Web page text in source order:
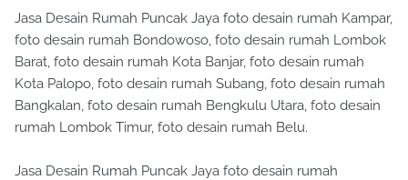
Jasa Desain Rumah Puncak Jaya foto desain rumah Kampar,
foto desain rumah Bondowoso, foto desain rumah Lombok
Barat, foto desain rumah Kota Banjar, foto desain rumah
Kota Palopo, foto desain rumah Subang, foto desain rumah
Bangkalan, foto desain rumah Bengkulu Utara, foto desain
rumah Lombok Timur, foto desain rumah Belu.
Jasa Desain Rumah Puncak Jaya foto desain rumah